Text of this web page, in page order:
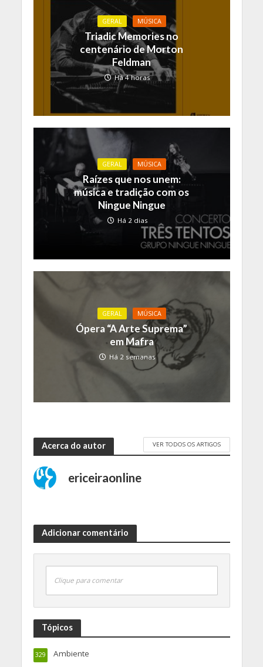
GERAL MÚSICA
Triadic Memories no
centenário de Morton
Feldman
Há 4 horas
GERAL MÚSICA
Raízes que nos unem:
música e tradição com os
Ningue Ningue
Há 2 dias
GERAL MÚSICA
Ópera “A Arte Suprema”
em Mafra
Há 2 semanas
Acerca do autor VER TODOS OS ARTIGOS
ericeiraonline
Adicionar comentário
Clique para comentar
Tópicos
Ambiente
329